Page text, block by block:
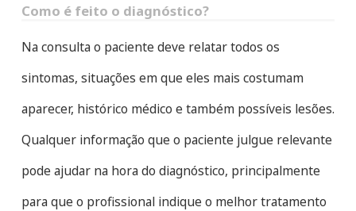
Como é feito o diagnóstico?
Na consulta o paciente deve relatar todos os
sintomas, situações em que eles mais costumam
aparecer, histórico médico e também possíveis lesões.
Qualquer informação que o paciente julgue relevante
pode ajudar na hora do diagnóstico, principalmente
para que o profissional indique o melhor tratamento